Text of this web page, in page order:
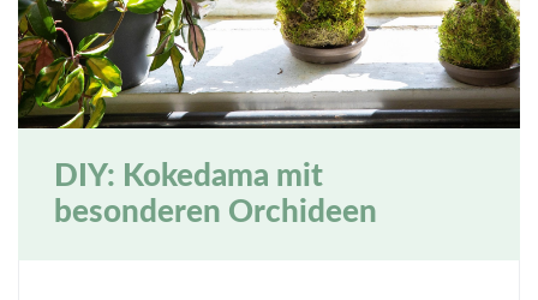
DIY: Kokedama mit
besonderen Orchideen